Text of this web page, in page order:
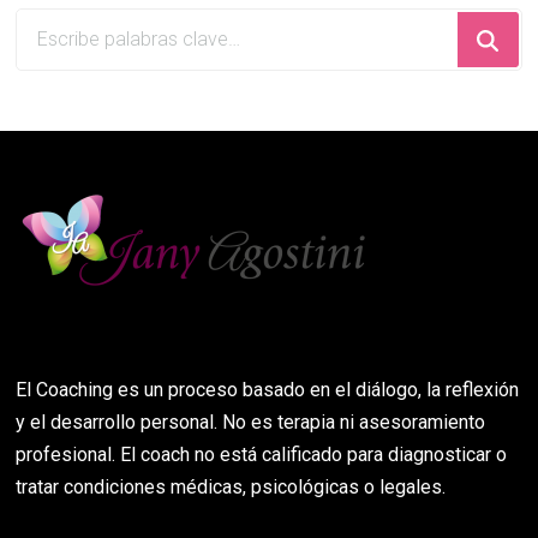
El Coaching es un proceso basado en el diálogo, la reflexión
y el desarrollo personal. No es terapia ni asesoramiento
profesional. El coach no está calificado para diagnosticar o
tratar condiciones médicas, psicológicas o legales.